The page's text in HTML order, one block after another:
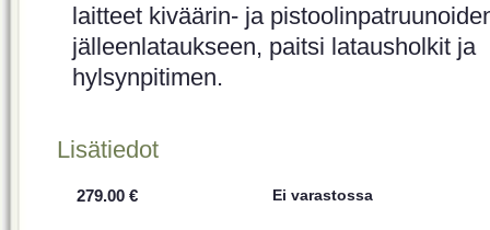
laitteet kiväärin- ja
jälleenlataukseen, paitsi latausholkit ja
hylsynpitimen.
Lisätiedot
279.00 € Ei varastossa